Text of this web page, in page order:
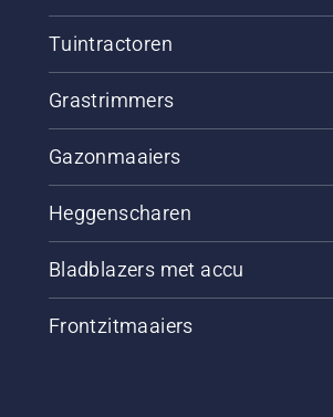
Tuintractoren
Grastrimmers
Gazonmaaiers
Heggenscharen
Bladblazers met accu
Frontzitmaaiers